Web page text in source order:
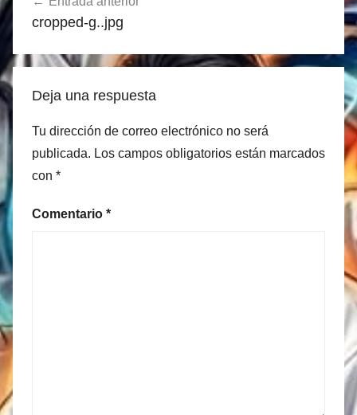
decropped-g..jpg
Deja una respuesta
Tu dirección de correo electrónico no será
publicada. Los campos obligatorios están marcados
con *
Comentario *